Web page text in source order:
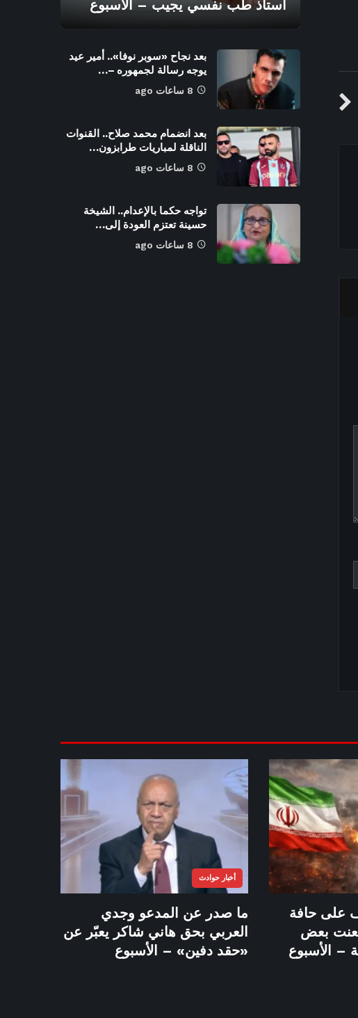
أستاذ طب نفسي يجيب – الأسبوع
بعد نجاح «سوبر نوفا».. أمير عيد
يوجه رسالة لجمهوره –…
8 ساعات ago
بعد انضمام محمد صلاح.. القنوات
الناقلة لمباريات طرابزون…
8 ساعات ago
تواجه حكما بالإعدام.. الشيخة
حسينة تعتزم العودة إلى…
8 ساعات ago
على حافة
بعض
– الأسبوع
أخبار حوادث
ما صدر عن المدعو وجدي
العربي بحق هاني شاكر يعبّر عن
«حقد دفين» – الأسبوع